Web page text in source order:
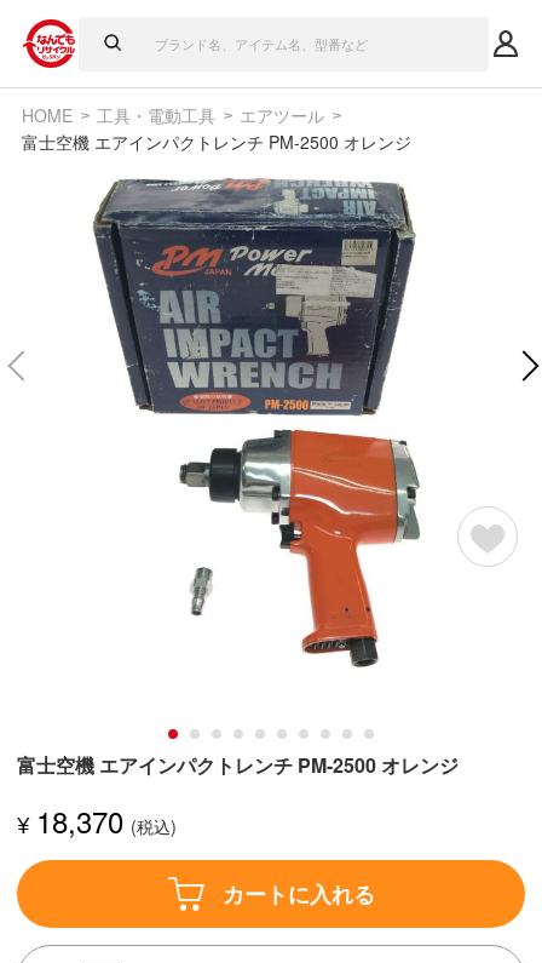
HOME 工具・電動工具
エアツール
富士空機 エアインパクトレンチ PM-2500 オレンジ
富士空機 エアインパクトレンチ PM-2500 オレンジ
¥ 18,370
カートに入れる